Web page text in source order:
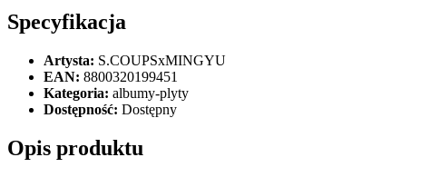
Specyfikacja
Artysta: S.COUPSxMINGYU
EAN: 8800320199451
Kategoria: albumy-plyty
Dostępność: Dostępny
Opis produktu